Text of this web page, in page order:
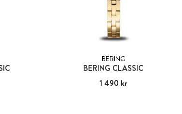
BERING
BERING CLASSIC
Pris :1 490 kr
1 490 kr